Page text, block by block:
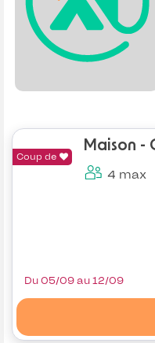
Coup de
Maison -
4 max
Du 05/09 au 12/09